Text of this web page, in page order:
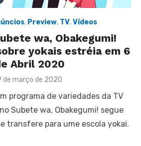
, Preview, TV,Vídeos
wa, Obakegumi!
yokais estréia em 6
Abril 2020
de março de 2020
programa de variedades da TV
Subete wa, Obakegumi! segue
transfere para ume escola yokai.